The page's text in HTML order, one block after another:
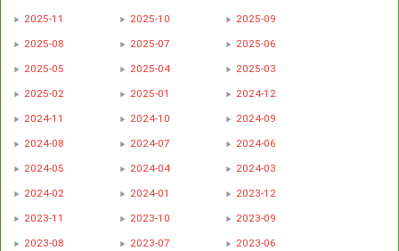
2025-11
2025-10
2025-09
2025-08
2025-07
2025-06
2025-05
2025-04
2025-03
2025-02
2025-01
2024-12
2024-11
2024-10
2024-09
2024-08
2024-07
2024-06
2024-05
2024-04
2024-03
2024-02
2024-01
2023-12
2023-11
2023-10
2023-09
2023-08
2023-07
2023-06